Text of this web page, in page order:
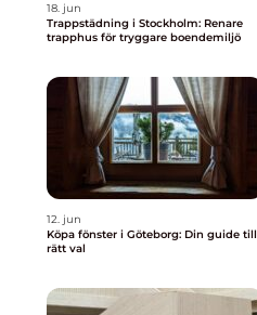
18. jun
Trappstädning i Stockholm: Renare
trapphus för tryggare boendemiljö
12. jun
Köpa fönster i Göteborg: Din guide till
rätt val